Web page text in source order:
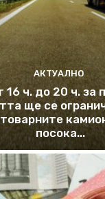
АКТУАЛНО
16 ч. до 20 ч. за
ще се
посока...